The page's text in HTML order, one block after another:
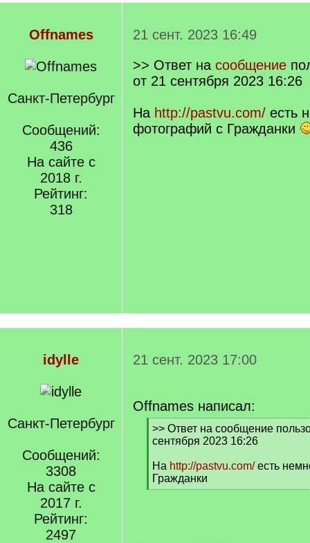
Offnames
Санкт-Петербург
Сообщений:
436
На сайте с
2018 г.
Рейтинг:
318
21 сент. 2023 16:49
>> Ответ на сообщение
от 21 сентября 2023 16:26
На http://pastvu.com/ есть
фотографий с Гражданки
idylle
Санкт-Петербург
Сообщений:
3308
На сайте с
2017 г.
Рейтинг:
2497
21 сент. 2023 17:00
Offnames написал:
[
q
>> Ответ на сообщение
сентября 2023 16:26
На http://pastvu.com/есть
Гражданки
[